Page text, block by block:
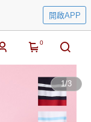
開啟APP
0
1/3